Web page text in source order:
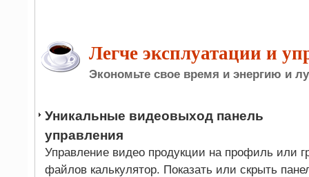
Легче эксплуатации и
Экономьте свое время и энергию и
Уникальные видеовыход панель
управления
Управление видео продукции на профиль или
файлов калькулятор. Показать или скрыть